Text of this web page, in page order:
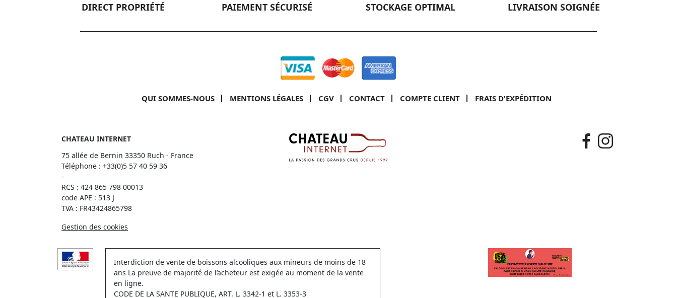
DIRECT PROPRIÉTÉ PAIEMENT SÉCURISÉ STOCKAGE OPTIMAL LIVRAISON SOIGNÉE
QUI SOMMES-NOUS MENTIONS LÉGALES CGV CONTACT COMPTE CLIENT FRAIS D'EXPÉDITION
CHATEAU INTERNET
75 allée de Bernin 33350 Ruch - France
Téléphone : +33(0)5 57 40 59 36
-
RCS : 424 865 798 00013
code APE : 513 J
TVA : FR43424865798
Gestion des cookies
Interdiction de vente de boissons alcooliques aux mineurs de moins de 18
ans La preuve de majorité de l’acheteur est exigée au moment de la vente
en ligne.
CODE DE LA SANTE PUBLIQUE, ART. L. 3342-1 et L. 3353-3